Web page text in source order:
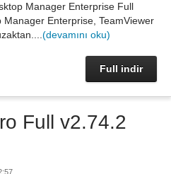
Manager Enterprise Full
Enterprise, TeamViewer
(devamını oku)
Full indir
Full v2.74.2